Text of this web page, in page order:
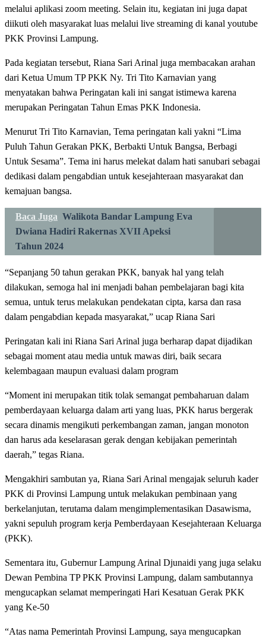
melalui aplikasi zoom meeting. Selain itu, kegiatan ini juga dapat
diikuti oleh masyarakat luas melalui live streaming di kanal youtube
PKK Provinsi Lampung.
Pada kegiatan tersebut, Riana Sari Arinal juga membacakan arahan
dari Ketua Umum TP PKK Ny. Tri Tito Karnavian yang
menyatakan bahwa Peringatan kali ini sangat istimewa karena
merupakan Peringatan Tahun Emas PKK Indonesia.
Menurut Tri Tito Karnavian, Tema peringatan kali yakni “Lima
Puluh Tahun Gerakan PKK, Berbakti Untuk Bangsa, Berbagi
Untuk Sesama”. Tema ini harus melekat dalam hati sanubari sebagai
dedikasi dalam pengabdian untuk kesejahteraan masyarakat dan
kemajuan bangsa.
Baca Juga Walikota Bandar Lampung Eva
Dwiana Hadiri Rakernas XVII Apeksi
Tahun 2024
“Sepanjang 50 tahun gerakan PKK, banyak hal yang telah
dilakukan, semoga hal ini menjadi bahan pembelajaran bagi kita
semua, untuk terus melakukan pendekatan cipta, karsa dan rasa
dalam pengabdian kepada masyarakat,” ucap Riana Sari
Peringatan kali ini Riana Sari Arinal juga berharap dapat dijadikan
sebagai moment atau media untuk mawas diri, baik secara
kelembagaan maupun evaluasi dalam program
“Moment ini merupakan titik tolak semangat pembaharuan dalam
pemberdayaan keluarga dalam arti yang luas, PKK harus bergerak
secara dinamis mengikuti perkembangan zaman, jangan monoton
dan harus ada keselarasan gerak dengan kebijakan pemerintah
daerah,” tegas Riana.
Mengakhiri sambutan ya, Riana Sari Arinal mengajak seluruh kader
PKK di Provinsi Lampung untuk melakukan pembinaan yang
berkelanjutan, terutama dalam mengimplementasikan Dasawisma,
yakni sepuluh program kerja Pemberdayaan Kesejahteraan Keluarga
(PKK).
Sementara itu, Gubernur Lampung Arinal Djunaidi yang juga selaku
Dewan Pembina TP PKK Provinsi Lampung, dalam sambutannya
mengucapkan selamat memperingati Hari Kesatuan Gerak PKK
yang Ke-50
“Atas nama Pemerintah Provinsi Lampung, saya mengucapkan